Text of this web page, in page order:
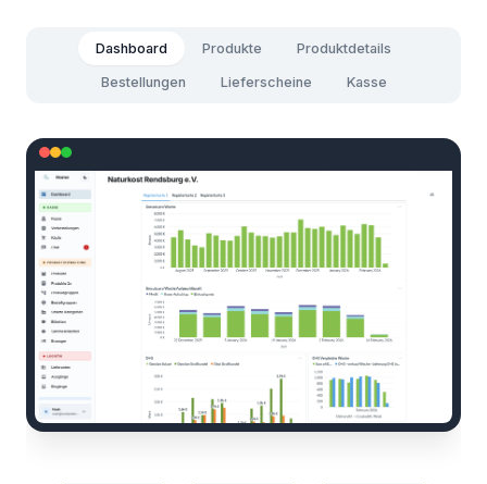
Dashboard Produkte Produktdetails
Bestellungen Lieferscheine Kasse